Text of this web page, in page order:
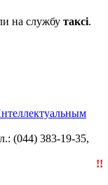
на службу таксі.
(044) 383-19-35,